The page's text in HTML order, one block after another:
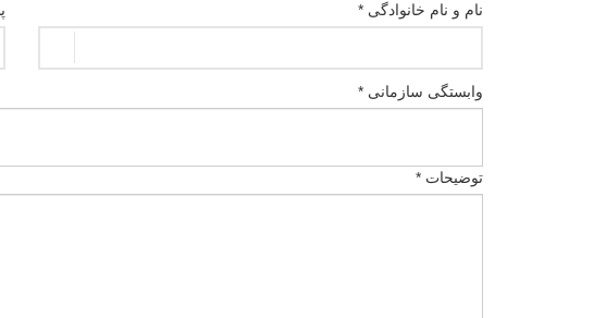
نام و نام خانوادگی *
وابستگی سازمانی *
توضیحات *